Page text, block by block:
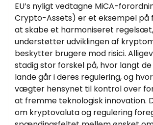
EU’s nyligt vedtagne MiCA-
Crypto-Assets) er et eksempel på
at skabe et harmoniseret
understøtter udviklingen af
beskytter brugere mod risici.
stadig stor forskel på, hvor langt
lande går i deres regulering, og
vægter hensynet til kontrol over
at fremme teknologisk innovation.
om kryptovaluta og regulering